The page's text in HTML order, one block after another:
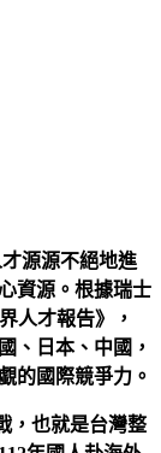
源源不絕地進
資源。根據瑞士
人才報告》，
、日本、中國，
的國際競爭力。
，也就是台灣整